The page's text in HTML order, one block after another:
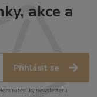
akce a
Přihlásit se
rozesílky newsletteru.